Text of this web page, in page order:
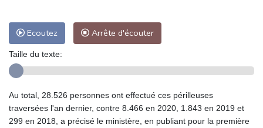
Ecoutez Arrête d'écouter
Taille du texte:
Au total, 28.526 personnes ont effectué ces périlleuses
traversées l'an dernier, contre 8.466 en 2020, 1.843 en 2019 et
299 en 2018, a précisé le ministère, en publiant pour la première